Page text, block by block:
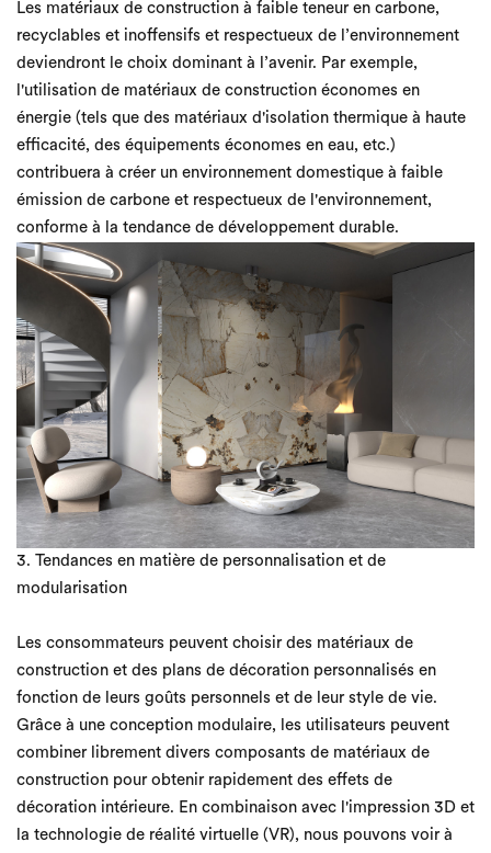
Les matériaux de construction à faible teneur en carbone,
recyclables et inoffensifs et respectueux de l’environnement
deviendront le choix dominant à l’avenir. Par exemple,
l'utilisation de matériaux de construction économes en
énergie (tels que des matériaux d'isolation thermique à haute
efficacité, des équipements économes en eau, etc.)
contribuera à créer un environnement domestique à faible
émission de carbone et respectueux de l'environnement,
conforme à la tendance de développement durable.
3. Tendances en matière de personnalisation et de
modularisation
Les consommateurs peuvent choisir des matériaux de
construction et des plans de décoration personnalisés en
fonction de leurs goûts personnels et de leur style de vie.
Grâce à une conception modulaire, les utilisateurs peuvent
combiner librement divers composants de matériaux de
construction pour obtenir rapidement des effets de
décoration intérieure. En combinaison avec l'impression 3D et
la technologie de réalité virtuelle (VR), nous pouvons voir à